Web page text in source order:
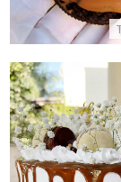
הולדת 50